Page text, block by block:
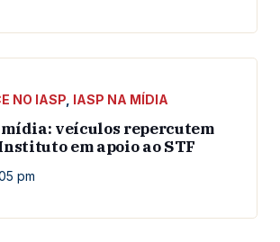
NO IASP IASP NA MÍDIA
mídia: veículos repercutem
em apoio ao STF
pm